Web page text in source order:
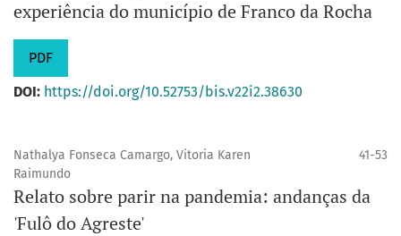
experiência do município de Franco da Rocha
PDF
DOI: https://doi.org/10.52753/bis.v22i2.38630
Nathalya Fonseca Camargo, Vitoria Karen
Raimundo
41-53
Relato sobre parir na pandemia: andanças da
'Fulô do Agreste'